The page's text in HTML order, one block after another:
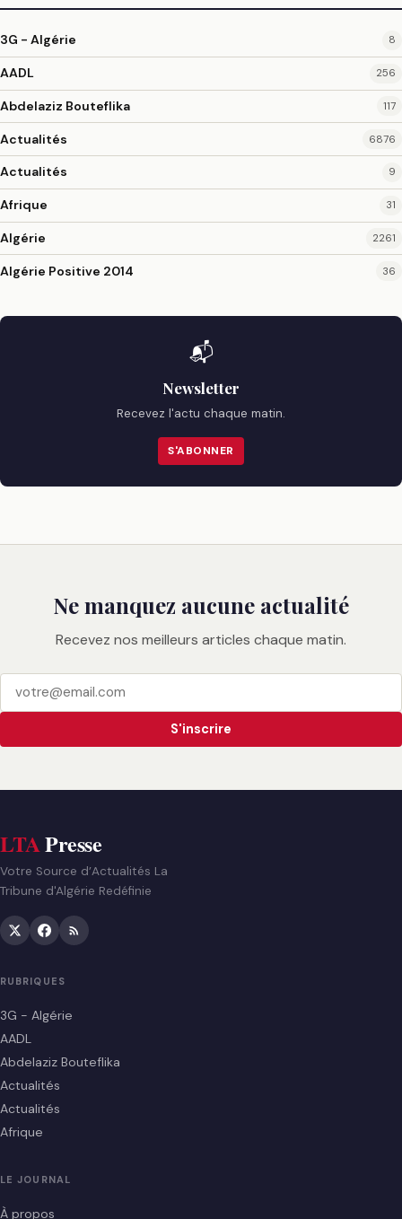
3G - Algérie 8
AADL 256
Abdelaziz Bouteflika 117
Actualités 6876
Actualités 9
Afrique 31
Algérie 2261
Algérie Positive 2014 36
📬
Newsletter
Recevez l'actu chaque matin.
S'ABONNER
Ne manquez aucune actualité
Recevez nos meilleurs articles chaque matin.
S'inscrire
LTAPresse
Votre Source d’Actualités La
Tribune d'Algérie Redéfinie
RUBRIQUES
3G - Algérie
AADL
Abdelaziz Bouteflika
Actualités
Actualités
Afrique
LE JOURNAL
À propos